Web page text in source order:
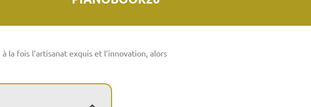
la fois l’artisanat exquis et l’innovation, alors